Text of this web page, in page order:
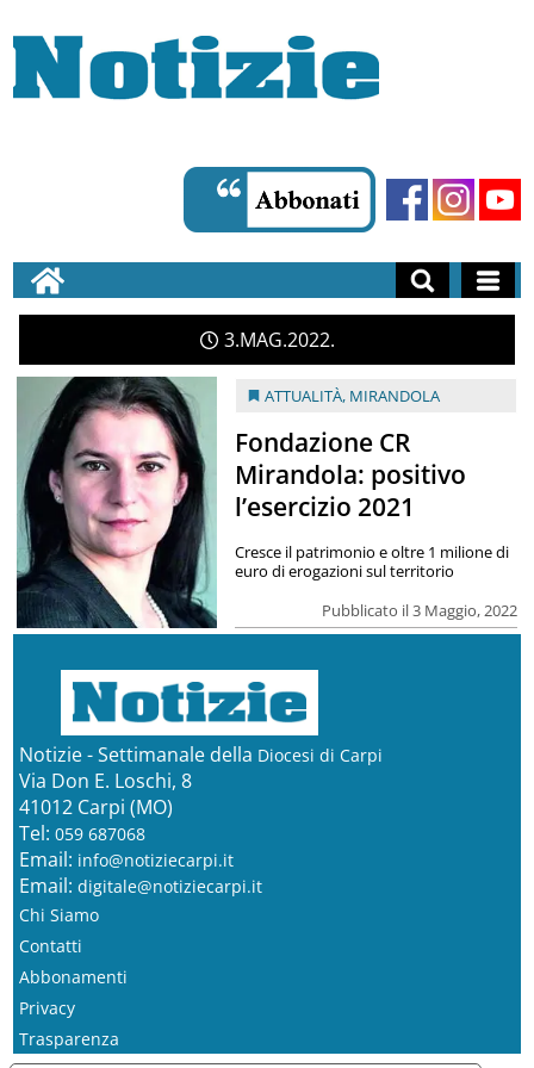
3 MAG 2022
ATTUALITÀ, MIRANDOLA
Fondazione CR
Mirandola: positivo
l’esercizio 2021
Pubblicato il 3 Maggio, 2022
Cresce il patrimonio e oltre 1 milione di
euro di erogazioni sul territorio
Notizie - Settimanale della Diocesi di Carpi
Via Don E. Loschi, 8
41012 Carpi (MO)
Tel: 059 687068
Email: info@notiziecarpi.it
Email: digitale@notiziecarpi.it
Chi Siamo
Contatti
Abbonamenti
Privacy
Trasparenza